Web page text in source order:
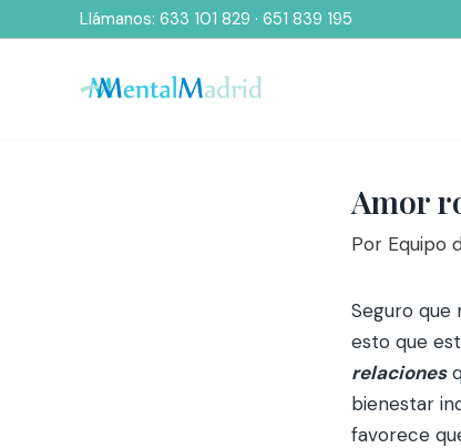
al
Llámanos: 633 101 829 · 651 839 195
Amor
Por Equipo
Seguro que
esto que
relaciones
bienestar
favorece